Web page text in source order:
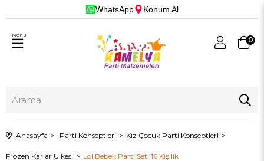
WhatsApp Konum Al
0
Menu
Anasayfa Parti Konseptleri Kız Çocuk Parti Konseptleri
Frozen Karlar Ülkesi Lol Bebek Parti Seti 16 Kişilik